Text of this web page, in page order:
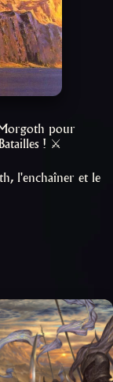
pour
! ⚔️
l'enchaîner et le